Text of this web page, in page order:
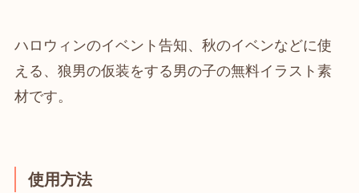
ハロウィンのイベント告知、秋のイベンなどに使
える、狼男の仮装をする男の子の無料イラスト素
材です。
使用方法